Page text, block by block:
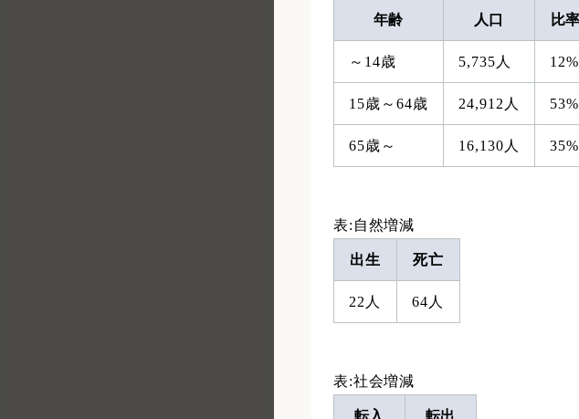
年齢
人口 比率
～14歳 5,735人 12%
15歳～64歳 24,912人 53%
65歳～ 16,130人 35%
表:自然増減
出生
死亡
22人 64人
表:社会増減